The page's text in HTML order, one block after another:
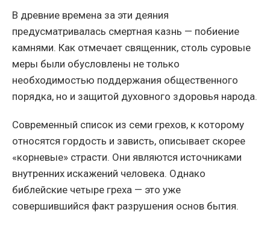
В древние времена за эти деяния
предусматривалась смертная казнь — побиение
камнями. Как отмечает священник, столь суровые
меры были обусловлены не только
необходимостью поддержания общественного
порядка, но и защитой духовного здоровья народа.
Современный список из семи грехов, к которому
относятся гордость и зависть, описывает скорее
«корневые» страсти. Они являются источниками
внутренних искажений человека. Однако
библейские четыре греха — это уже
совершившийся факт разрушения основ бытия.